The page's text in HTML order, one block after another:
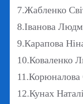
7.Жабленко
8.Іванова
9.Карапова
10.Коваленко
11.Корюналова
12.Кунах